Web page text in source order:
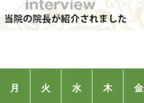
⽉ 火 水 木 ⾦